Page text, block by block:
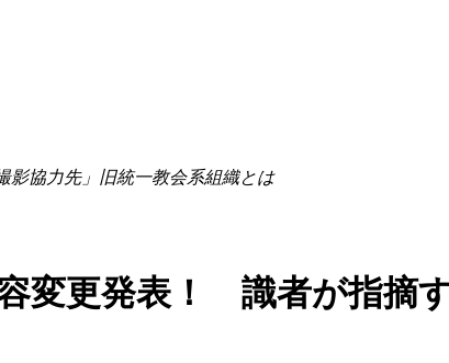
影協力先」旧統一教会系組織とは
変更発表！ 識者が指摘